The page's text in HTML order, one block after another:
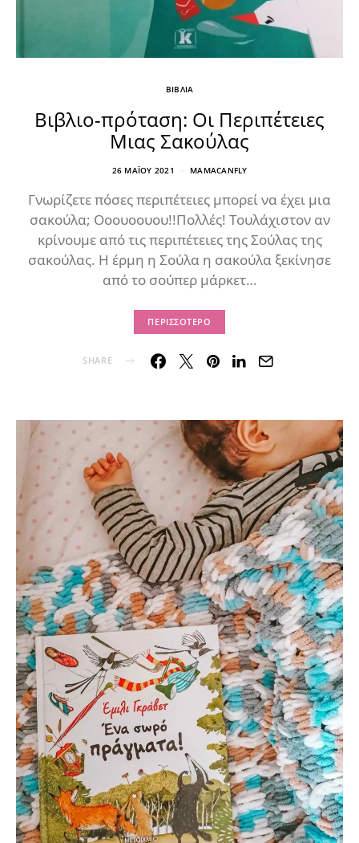
ΒΙΒΛΙΑ
Βιβλιο-πρόταση: Οι Περιπέτειες
Μιας Σακούλας
26 ΜΑΪ́ΟΥ 2021 MAMACANFLY
Γνωρίζετε πόσες περιπέτειες μπορεί να έχει μια
σακούλα; Οοουοουου!!Πολλές! Τουλάχιστον αν
κρίνουμε από τις περιπέτειες της Σούλας της
σακούλας. Η έρμη η Σούλα η σακούλα ξεκίνησε
από το σούπερ μάρκετ…
ΠΕΡΙΣΣΌΤΕΡΟ
SHARE